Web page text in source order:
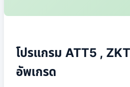
โปรแกรม ATT5 ,
อัพเกรด